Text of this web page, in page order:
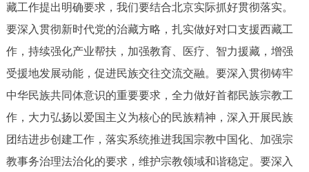
中介服务 阳光政务
政民互动
藏工作提出明确要求，我们要结合北京实际抓好贯彻落实。
要深入贯彻新时代党的治藏方略，扎实做好对口支援西藏工
作，持续强化产业帮扶，加强教育、医疗、智力援藏，增强
受援地发展动能，促进民族交往交流交融。要深入贯彻铸牢
中华民族共同体意识的重要要求，全力做好首都民族宗教工
作，大力弘扬以爱国主义为核心的民族精神，深入开展民族
团结进步创建工作，落实系统推进我国宗教中国化、加强宗
教事务治理法治化的要求，维护宗教领域和谐稳定。要深入